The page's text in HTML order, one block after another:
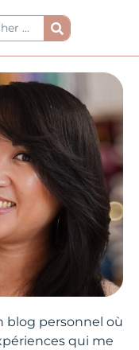
blog personnel où
qui me